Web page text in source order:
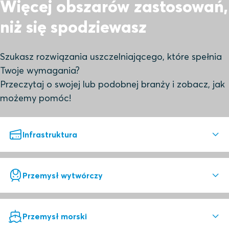
Więcej obszarów zastosowań,
niż się spodziewasz
Szukasz rozwiązania uszczelniającego, które spełnia
Twoje wymagania?
Przeczytaj o swojej lub podobnej branży i zobacz, jak
możemy pomóc!
Infrastruktura
Doskonałe rozwiązania
uszczelniające
jakość i niski całkowity koszt użytkowania.
Przemysł wytwórczy
Niezawodne uszczelnienie to
podstawa
Przemysł morski